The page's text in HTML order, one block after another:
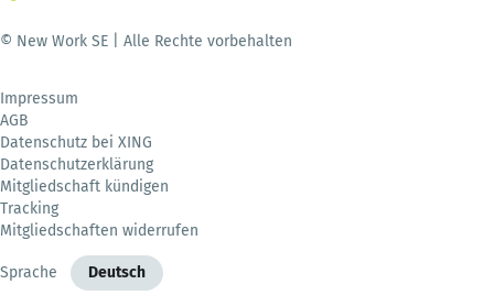
© New Work SE | Alle Rechte vorbehalten
Impressum
AGB
Datenschutz bei XING
Datenschutzerklärung
Mitgliedschaft kündigen
Tracking
Mitgliedschaften widerrufen
Sprache Deutsch